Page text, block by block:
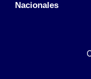
Nacionales